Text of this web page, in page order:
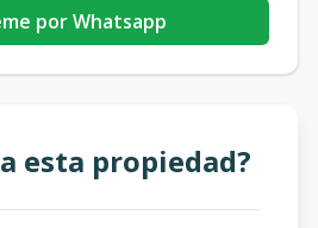
por Whatsapp
esta propiedad?